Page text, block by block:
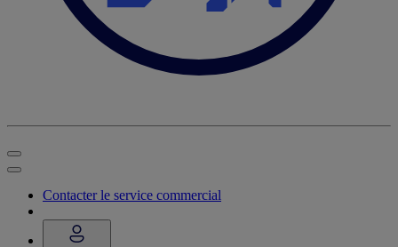
Contacter le service commercial